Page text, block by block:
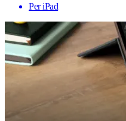
Per iPad